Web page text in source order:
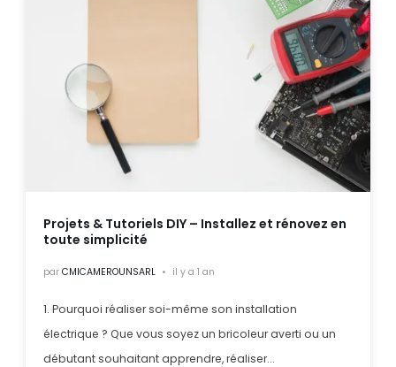
Projets & Tutoriels DIY – Installez et rénovez en
toute simplicité
par CMICAMEROUNSARL il y a 1 an
1. Pourquoi réaliser soi-même son installation
électrique ? Que vous soyez un bricoleur averti ou un
débutant souhaitant apprendre, réaliser...